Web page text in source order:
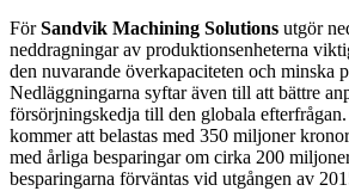
FörSandvik Machining Solutions utgör
neddragningar av produktionsenheterna
den nuvarande överkapaciteten och minska
Nedläggningarna syftar även till att bättre
försörjningskedja till den globala
kommer att belastas med 350 miljoner
med årliga besparingar om cirka 200
besparingarna förväntas vid utgången av